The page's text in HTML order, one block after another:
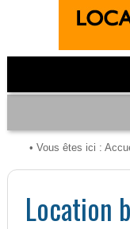
• Vous êtes ici :
Location